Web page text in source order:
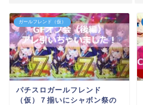
ガールフレンド（仮）
パチスロガールフレンド
（仮）７揃いにシャボン祭の